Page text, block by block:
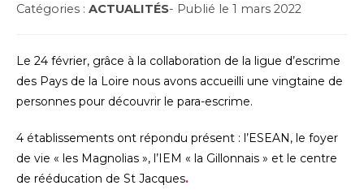
Post
Catégories : ACTUALITÉSPost
- Publié le 1 mars 2022
Le 24 février, grâce à la collaboration de la ligue d’escrime
des Pays de la Loire nous avons accueilli une vingtaine de
personnes pour découvrir le para-escrime.
4 établissements ont répondu présent : l’ESEAN, le foyer
de vie « les Magnolias », l’IEM « la Gillonnais » et le centre
de rééducation de St Jacques.